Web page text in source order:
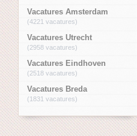
Vacatures Amsterdam
(4221 vacatures)
Vacatures Utrecht
(2958 vacatures)
Vacatures Eindhoven
(2518 vacatures)
Vacatures Breda
(1831 vacatures)